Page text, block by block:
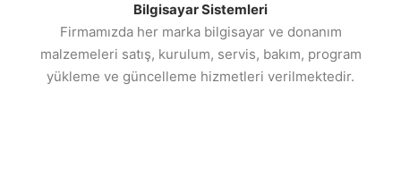
Bilgisayar Sistemleri
Firmamızda her marka bilgisayar ve donanım
malzemeleri satış, kurulum, servis, bakım, program
yükleme ve güncelleme hizmetleri verilmektedir.